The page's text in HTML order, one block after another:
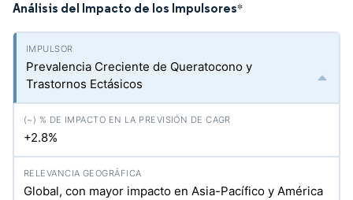
Análisis del Impacto de los Impulsores*
Prevalencia Creciente de Queratocono y
Trastornos Ectásicos
+2.8%
Global, con mayor impacto en Asia-Pacífico y América